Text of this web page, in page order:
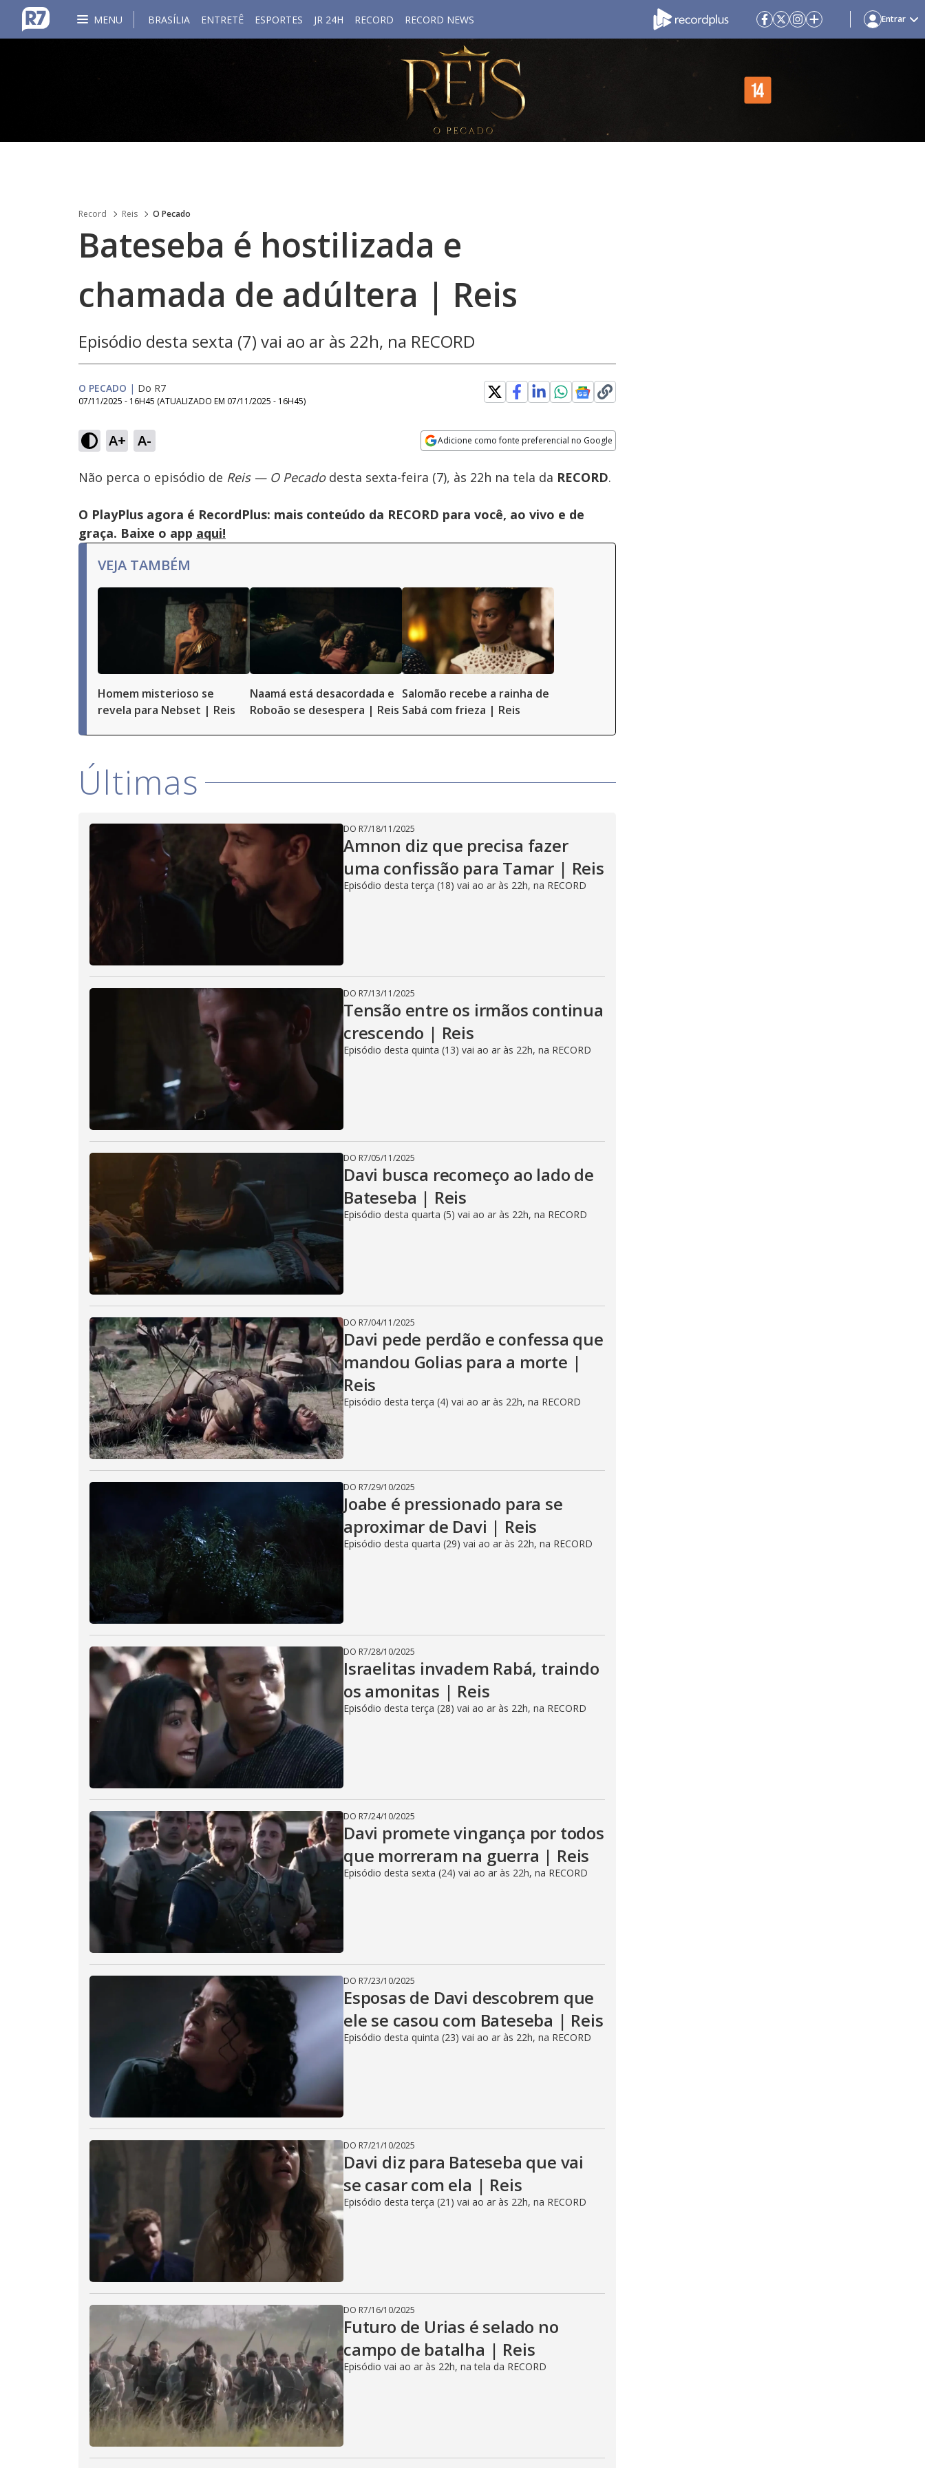
MENU BRASÍLIA ENTRETÊ ESPORTES JR 24H RECORD RECORD NEWS Entrar
Record Reis O Pecado
Bateseba é hostilizada e
chamada de adúltera | Reis
Episódio desta sexta (7) vai ao ar às 22h, na RECORD
O PECADO | Do R7
07/11/2025 - 16H45 (ATUALIZADO EM 07/11/2025 - 16H45)
A+ A- Adicione como fonte preferencial no Google
Play
Video
Bateseba é hostilizada e chamada de adúltera | Reis
por O Pecado 14
a
modal
be
closed
pressing
Tocar
Vídeo
Homem misterioso se revela para
Nebset | Reis
Modal
Não perca o episódio de Reis — O Pecadodesta sexta-feira (7), às 22h na tela da RECORD.
O PlayPlus agora é RecordPlus: mais conteúdo da RECORD para você, ao vivo e de
graça. Baixe o app aqui!
VEJA TAMBÉM
Homem misterioso se
revela para Nebset | Reis
Naamá está desacordada e
Roboão se desespera | Reis
Salomão recebe a rainha de
Sabá com frieza | Reis
Últimas
DO R7/18/11/2025
Amnon diz que precisa fazer
uma confissão para Tamar | Reis
Episódio desta terça (18) vai ao ar às 22h, na RECORD
DO R7/13/11/2025
Tensão entre os irmãos continua
crescendo | Reis
Episódio desta quinta (13) vai ao ar às 22h, na RECORD
DO R7/05/11/2025
Davi busca recomeço ao lado de
Bateseba | Reis
Episódio desta quarta (5) vai ao ar às 22h, na RECORD
DO R7/04/11/2025
Davi pede perdão e confessa que
mandou Golias para a morte |
Reis
Episódio desta terça (4) vai ao ar às 22h, na RECORD
DO R7/29/10/2025
Joabe é pressionado para se
aproximar de Davi | Reis
Episódio desta quarta (29) vai ao ar às 22h, na RECORD
DO R7/28/10/2025
Israelitas invadem Rabá, traindo
os amonitas | Reis
Episódio desta terça (28) vai ao ar às 22h, na RECORD
DO R7/24/10/2025
Davi promete vingança por todos
que morreram na guerra | Reis
Episódio desta sexta (24) vai ao ar às 22h, na RECORD
DO R7/23/10/2025
Esposas de Davi descobrem que
ele se casou com Bateseba | Reis
Episódio desta quinta (23) vai ao ar às 22h, na RECORD
DO R7/21/10/2025
Davi diz para Bateseba que vai
se casar com ela | Reis
Episódio desta terça (21) vai ao ar às 22h, na RECORD
DO R7/16/10/2025
Futuro de Urias é selado no
campo de batalha | Reis
Episódio vai ao ar às 22h, na tela da RECORD